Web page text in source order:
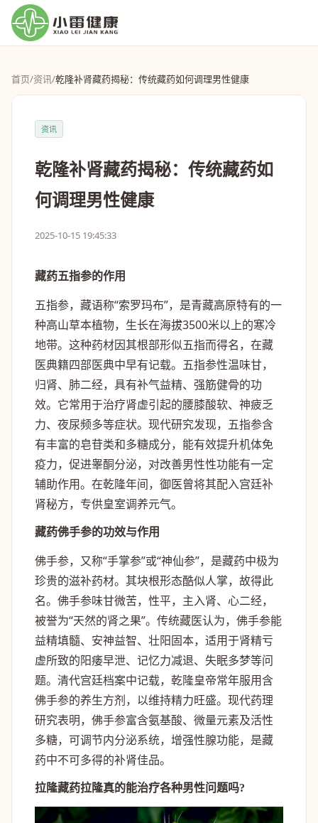
首页/资讯/乾隆补肾藏药揭秘：传统藏药如何调理男性健康
资讯
乾隆补肾藏药揭秘：传统藏药如
何调理男性健康
2025-10-15 19:45:33
藏药五指参的作用
五指参，藏语称“索罗玛布”，是青藏高原特有的一
种高山草本植物，生长在海拔3500米以上的寒冷
地带。这种药材因其根部形似五指而得名，在藏
医典籍四部医典中早有记载。五指参性温味甘，
归肾、肺二经，具有补气益精、强筋健骨的功
效。它常用于治疗肾虚引起的腰膝酸软、神疲乏
力、夜尿频多等症状。现代研究发现，五指参含
有丰富的皂苷类和多糖成分，能有效提升机体免
疫力，促进睾酮分泌，对改善男性性功能有一定
辅助作用。在乾隆年间，御医曾将其配入宫廷补
肾秘方，专供皇室调养元气。
藏药佛手参的功效与作用
佛手参，又称“手掌参”或“神仙参”，是藏药中极为
珍贵的滋补药材。其块根形态酷似人掌，故得此
名。佛手参味甘微苦，性平，主入肾、心二经，
被誉为“天然的肾之果”。传统藏医认为，佛手参能
益精填髓、安神益智、壮阳固本，适用于肾精亏
虚所致的阳痿早泄、记忆力减退、失眠多梦等问
题。清代宫廷档案中记载，乾隆皇帝常年服用含
佛手参的养生方剂，以维持精力旺盛。现代药理
研究表明，佛手参富含氨基酸、微量元素及活性
多糖，可调节内分泌系统，增强性腺功能，是藏
药中不可多得的补肾佳品。
拉隆藏药拉隆真的能治疗各种男性问题吗?